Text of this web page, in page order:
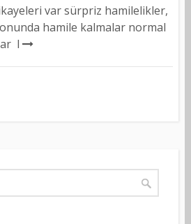
var sürpriz hamilelikler,
hamile kalmalar normal
l